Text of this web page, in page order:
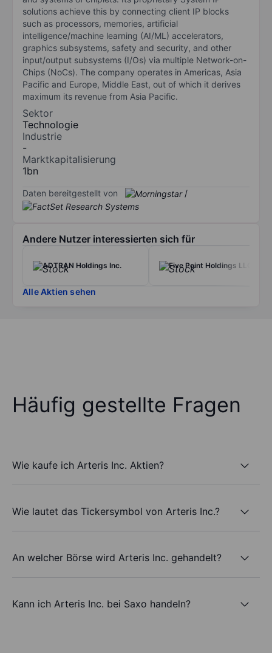
solutions achieve this by connecting client IP blocks
such as processors, memories, artificial
intelligence/machine learning (AI/ML) accelerators,
graphics subsystems, safety and security, and other
input/output subsystems (I/Os) via multiple Network-on-
Chips (NoCs). The company operates in Americas, Asia
Pacific and Europe, Middle East, out of which it derives
maximum its revenue from Asia Pacific.
Sektor
Technologie
Industrie
-
Marktkapitalisierung
1bn
Daten bereitgestellt von /
Andere Nutzer interessierten sich für
ADTRAN Holdings Inc. Five Point Holdings LLC
Alle Aktien sehen
Häufig gestellte Fragen
Wie kaufe ich Arteris Inc. Aktien?
Wie lautet das Tickersymbol von Arteris Inc.?
An welcher Börse wird Arteris Inc. gehandelt?
Kann ich Arteris Inc. bei Saxo handeln?